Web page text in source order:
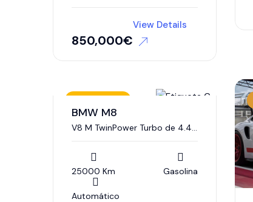
850,000€
View Details
BMW M8
V8 M TwinPower Turbo de 4.4
25000 Km Gasolina
Automático